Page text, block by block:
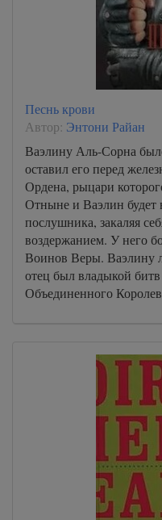
Песнь крови
Автор: Энтони Райан
Ваэлину Аль-Сорна
оставил его перед
Ордена, рыцари
Отныне и Ваэлин будет
послушника, закаляя
воздержанием. У него
Воинов Веры. Ваэлину
отец был владыкой
Объединенного